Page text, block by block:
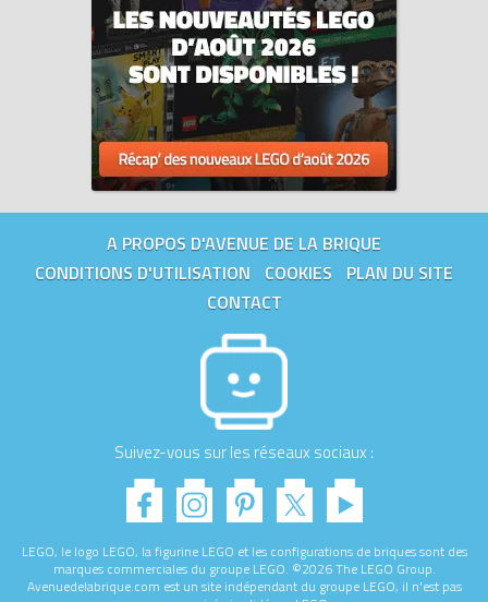
A PROPOS D'AVENUE DE LA BRIQUE
CONDITIONS D'UTILISATION
COOKIES
PLAN DU SITE
CONTACT
Suivez-vous sur les réseaux sociaux :
LEGO, le logo LEGO, la figurine LEGO et les configurations de briques sont des
marques commerciales du groupe LEGO. ©2026 The LEGO Group.
Avenuedelabrique.com est un site indépendant du groupe LEGO, il n'est pas